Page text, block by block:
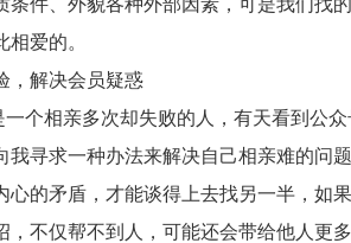
条件、外貌各种外部因素，可是我们找
爱的。
解决会员疑惑
个相亲多次却失败的人，有天看到公
我寻求一种办法来解决自己相亲难的问
心的矛盾，才能谈得上去找另一半，如
，不仅帮不到人，可能还会带给他人更多